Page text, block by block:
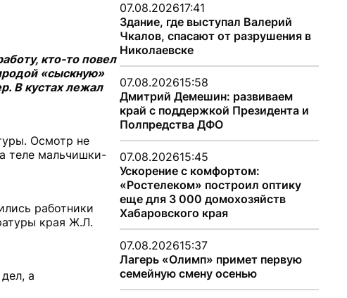
кто-то повел
«сыскную»
В кустах лежал
Осмотр не
теле мальчишки-
работники
края Ж.Л.
а
07.08.202617:41
Здание, где выступал Валерий
Чкалов, спасают от разрушения в
Николаевске
07.08.202615:58
Дмитрий Демешин: развиваем
край с поддержкой Президента и
Полпредства ДФО
07.08.202615:45
Ускорение с комфортом:
«Ростелеком» построил оптику
еще для 3 000 домохозяйств
Хабаровского края
07.08.202615:37
Лагерь «Олимп» примет первую
семейную смену осенью